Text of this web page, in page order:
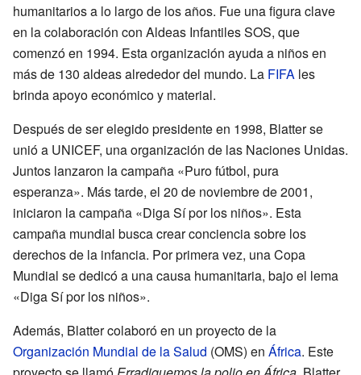
humanitarios a lo largo de los años. Fue una figura clave
en la colaboración con Aldeas Infantiles SOS, que
comenzó en 1994. Esta organización ayuda a niños en
más de 130 aldeas alrededor del mundo. La FIFA les
brinda apoyo económico y material.
Después de ser elegido presidente en 1998, Blatter se
unió a UNICEF, una organización de las Naciones Unidas.
Juntos lanzaron la campaña «Puro fútbol, pura
esperanza». Más tarde, el 20 de noviembre de 2001,
iniciaron la campaña «Diga Sí por los niños». Esta
campaña mundial busca crear conciencia sobre los
derechos de la infancia. Por primera vez, una Copa
Mundial se dedicó a una causa humanitaria, bajo el lema
«Diga Sí por los niños».
Además, Blatter colaboró en un proyecto de la
Organización Mundial de la Salud (OMS) en África. Este